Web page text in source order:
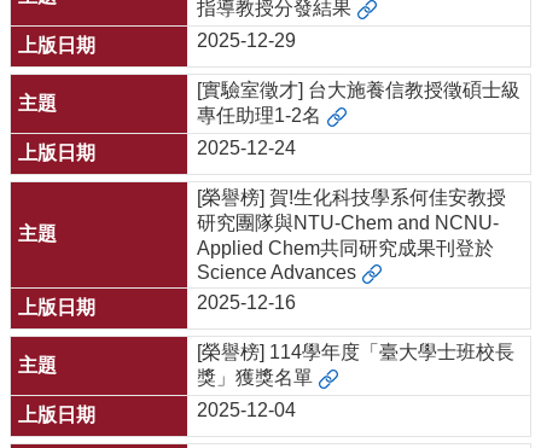
指導教授分發結果
2025-12-29
[實驗室徵才] 台大施養信教授徵碩士級
專任助理1-2名
2025-12-24
[榮譽榜] 賀!⽣化科技學系何佳安教授
研究團隊與NTU-Chem and NCNU-
Applied Chem共同研究成果刊登於
Science Advances
2025-12-16
[榮譽榜] 114學年度「臺大學士班校長
獎」獲獎名單
2025-12-04